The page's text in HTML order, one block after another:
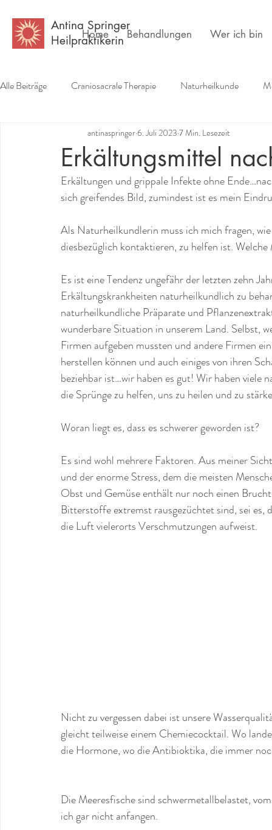
Antina Springer
Heilpraktikerin
Home Behandlungen Wer ich bin
Alle Beiträge Craniosacrale Therapie Naturheilkunde
Erfahrungsberichte Buchempfehlungen Psychlogie
Erkältungsmittel
antinaspringer6. Juli 2023 7 Min. Lesezeit
Erkältungen und grippale Infekte ohne
sich greifendes Bild, zumindest ist es mein
Als Naturheilkundlerin muss ich mich fragen,
diesbezüglich kontaktieren, zu helfen ist.
Es ist eine Tendenz ungefähr der letzten zehn
Erkältungskrankheiten naturheilkundlich zu
naturheilkundliche Präparate und
wunderbare Situation in unserem Land. Selbst,
Firmen aufgeben mussten und andere Firmen
herstellen können und auch einiges von ihren
beziehbar ist…wir haben es gut! Wir haben
die Sprünge zu helfen, uns zu heilen und zu
Woran liegt es, dass es schwerer geworden ist?
Es sind wohl mehrere Faktoren. Aus meiner
und der enorme Stress, dem die meisten
Obst und Gemüse enthält nur noch einen
Bitterstoffe extremst rausgezüchtet sind, sei es,
die Luft vielerorts Verschmutzungen aufweist.
Nicht zu vergessen dabei ist unsere
gleicht teilweise einem Chemiecocktail. Wo
die Hormone, wo die Antibioktika, die immer
Die Meeresfische sind schwermetallbelastet,
ich gar nicht anfangen.